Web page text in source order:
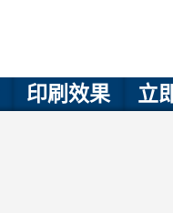
印刷效果 立